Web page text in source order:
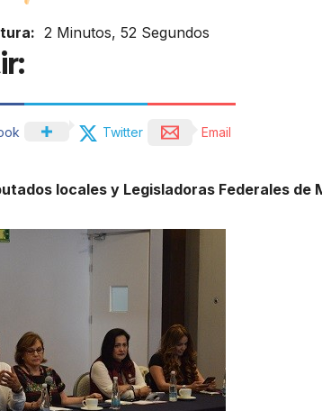
2 Minutos, 52 Segundos
Twitter Email
locales y Legisladoras Federales de